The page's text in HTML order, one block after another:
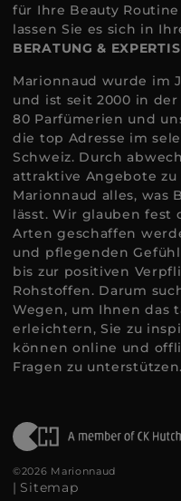
für Ihre Beauty
lassen Sie es sich in
BERATUNG &
Marionnaud wurde im
und ist seit 2000 in
80 Parfümerien und
die top Adresse im
Schweiz. Durch
attraktive Angebote zu
Marionnaud alles, was
lässt. Wir glauben fest
Arten geschaffen
und pflegenden
bis zur positiven
Rohstoffen. Darum
Wegen, um Ihnen das
erleichtern, Sie zu
können online und
Fragen zu unterstützen.
©2026 Marionnaud
| Sitemap